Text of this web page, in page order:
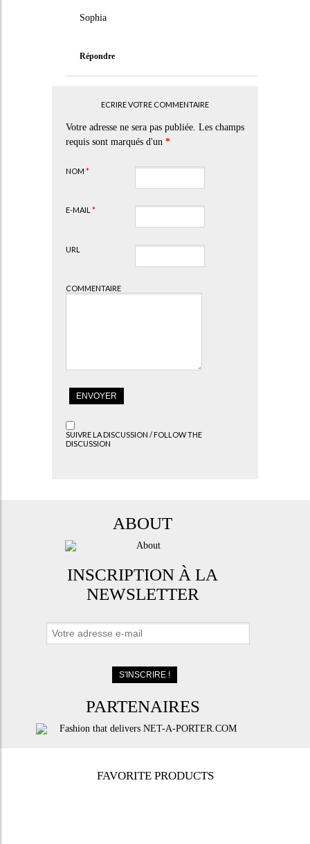
Sophia
Répondre
ECRIRE VOTRE COMMENTAIRE
Votre adresse ne sera pas publiée. Les champs
requis sont marqués d'un *
NOM *
E-MAIL *
URL
COMMENTAIRE
SUIVRE LA DISCUSSION / FOLLOW THE
DISCUSSION
ABOUT
INSCRIPTION À LA
NEWSLETTER
PARTENAIRES
FAVORITE PRODUCTS